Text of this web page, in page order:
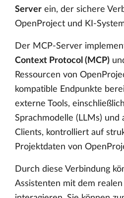
Server ein, der sichere
OpenProject und KI-
Der MCP-Server
Context Protocol (MCP)
Ressourcen von
kompatible Endpunkte
externe Tools,
Sprachmodelle (LLMs) und
Clients, kontrolliert auf
Projektdaten von
Durch diese Verbindung
Assistenten mit dem